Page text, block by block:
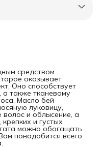
средством
оказывает
Оно способствует
а также тканевому
Масло бей
луковицу,
и облысение, а
и густых
можно обогащать
понадобится всего